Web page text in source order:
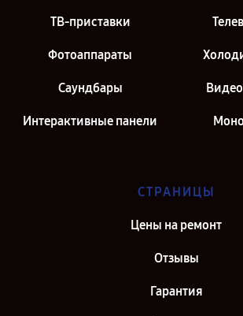
ТВ-приставки
Фотоаппараты
Саундбары
Интерактивные панели
СТРАНИЦЫ
Цены на ремонт
Отзывы
Гарантия